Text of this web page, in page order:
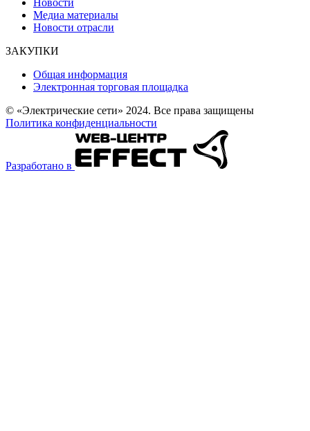
Новости
Медиа материалы
Новости отрасли
ЗАКУПКИ
Общая информация
Электронная торговая площадка
© «Электрические сети» 2024. Все права защищены
Политика конфиденциальности
Разработано в